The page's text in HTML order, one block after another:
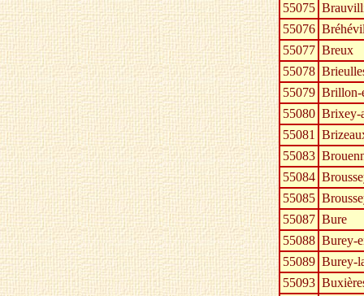
55075
55076
55077 Breux
55078
55079 Brillon-
55080 Brixey-
55081
55083
55084
55085
55087 Bure
55088 Burey-
55089 Burey-
55093